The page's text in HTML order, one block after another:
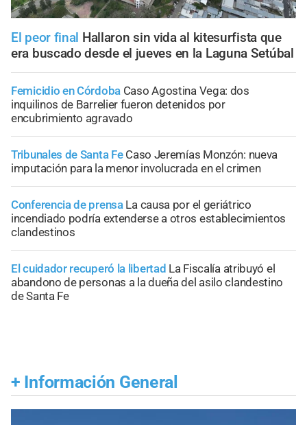
El peor final Hallaron sin vida al kitesurfista que
era buscado desde el jueves en la Laguna Setúbal
Femicidio en Córdoba Caso Agostina Vega: dos
inquilinos de Barrelier fueron detenidos por
encubrimiento agravado
Tribunales de Santa Fe Caso Jeremías Monzón: nueva
imputación para la menor involucrada en el crimen
Conferencia de prensa La causa por el geriátrico
incendiado podría extenderse a otros establecimientos
clandestinos
El cuidador recuperó la libertad La Fiscalía atribuyó el
abandono de personas a la dueña del asilo clandestino
de Santa Fe
+ Información General